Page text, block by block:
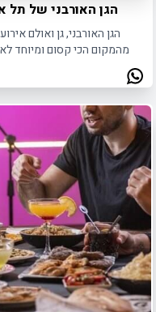
הגן האורבני של תל אביב
הגן האורבני, גן ואולם
מהמקום הכי קסום ומיוחד